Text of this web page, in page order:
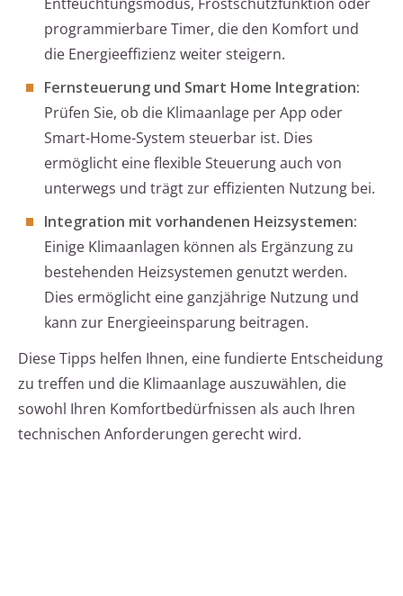
programmierbare Timer, die den Komfort und
die Energieeffizienz weiter steigern.
Fernsteuerung und Smart Home Integration:
Prüfen Sie, ob die Klimaanlage per App oder
Smart-Home-System steuerbar ist. Dies
ermöglicht eine flexible Steuerung auch von
unterwegs und trägt zur effizienten Nutzung bei.
Integration mit vorhandenen Heizsystemen:
Einige Klimaanlagen können als Ergänzung zu
bestehenden Heizsystemen genutzt werden.
Dies ermöglicht eine ganzjährige Nutzung und
kann zur Energieeinsparung beitragen.
Diese Tipps helfen Ihnen, eine fundierte Entscheidung
zu treffen und die Klimaanlage auszuwählen, die
sowohl Ihren Komfortbedürfnissen als auch Ihren
technischen Anforderungen gerecht wird.